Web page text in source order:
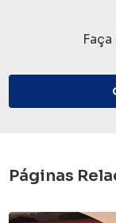
Páginas